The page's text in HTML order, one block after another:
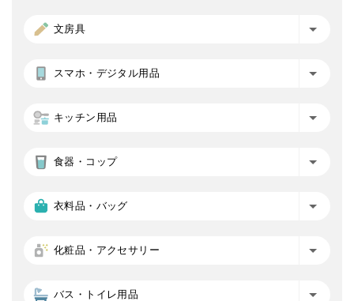
文房具
スマホ・デジタル用品
キッチン用品
食器・コップ
衣料品・バッグ
化粧品・アクセサリー
バス・トイレ用品